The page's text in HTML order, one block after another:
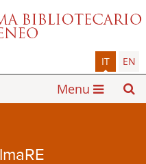
IT EN
Menu